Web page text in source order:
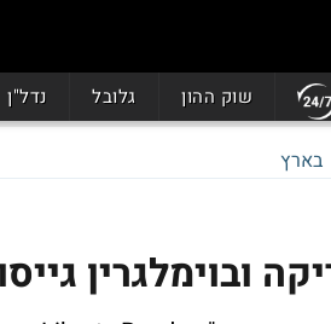
שוק ההון גלובל נדל"ן
בארץ
גייסו 120 מ' ד' לפרויקט